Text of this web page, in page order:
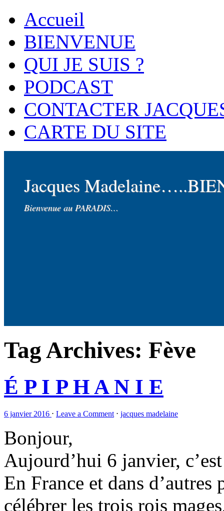
Accueil
BIENVENUE
QUI JE SUIS ?
PODCAST
CONTACTER
CARTE DU SITE
Jacques
Bienvenue au PARADIS…
Tag Archives: Fève
É P I P H A N I E
6 janvier 2016 ⋅ Leave a Comment ⋅ jacques madelaine
Bonjour,
Aujourd’hui 6 janvier,
En France et dans
célébrer les trois rois